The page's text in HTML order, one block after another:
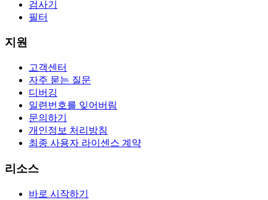
검사기
필터
지원
고객센터
자주 묻는 질문
디버깅
일련번호를 잊어버림
문의하기
개인정보 처리방침
최종 사용자 라이센스 계약
리소스
바로 시작하기